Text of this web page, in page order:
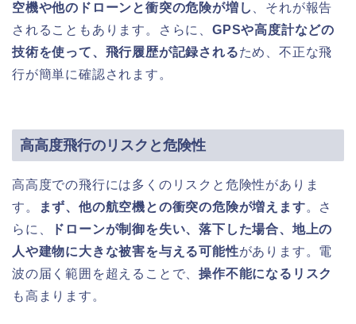
空機や他のドローンと衝突の危険が増し
、それが報告
されることもあります。さらに、 GPSや高度計などの
技術を使って、飛行履歴が記録されるため、不正な飛
行が簡単に確認されます。
高高度飛行のリスクと危険性
高高度での飛行には多くのリスクと危険性がありま
す。
まず、他の航空機との衝突の危険が増えます。さ
らに、
ドローンが制御を失い、落下した場合、地上の
人や建物に大きな被害を与える可能性があります。電
波の届く範囲を超えることで、操作不能になるリスク
も高まります。